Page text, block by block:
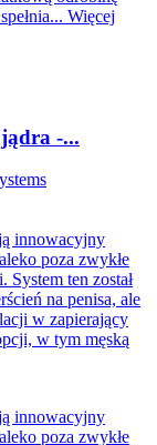
Więcej
-...
innowacyjny
poza zwykłe
System ten został
na penisa, ale
w zapierający
w tym męską
innowacyjny
poza zwykłe